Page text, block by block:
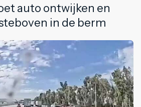
auto ontwijken en
in de berm